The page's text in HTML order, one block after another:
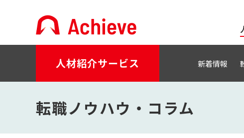
人材紹介サービス 新着情報
転職ノウハウ・コラム